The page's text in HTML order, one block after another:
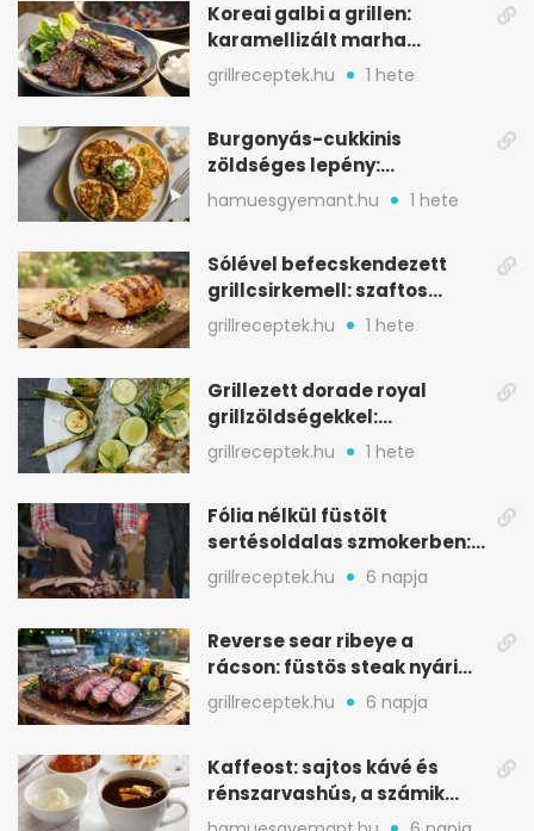
Koreai galbi a grillen:
karamellizált marha
rövidborda gyorsan
grillreceptek.hu 1 hete
Burgonyás-cukkinis
zöldséges lepény:
aranybarna, szaftos, hús
nélkül is
hamuesgyemant.hu 1 hete
Sólével befecskendezett
grillcsirkemell: szaftos
marad, nem szárad ki
grillreceptek.hu 1 hete
Grillezett dorade royal
grillzöldségekkel:
mediterrán ízek a rostélyról
grillreceptek.hu 1 hete
Fólia nélkül füstölt
sertésoldalas szmokerben:
ropogós bark, 6 óra
grillreceptek.hu 6 napja
Reverse sear ribeye a
rácson: füstös steak nyári
tökkebabbal
grillreceptek.hu 6 napja
Kaffeost: sajtos kávé és
rénszarvashús, a számik
melegítő itala